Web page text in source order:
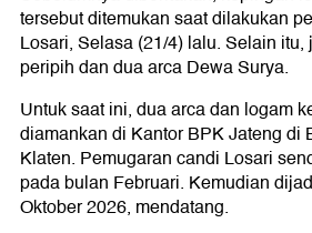
tersebut ditemukan saat dilakukan
Losari, Selasa (21/4) lalu. Selain itu,
peripih dan dua arca Dewa Surya.
Untuk saat ini, dua arca dan logam
diamankan di Kantor BPK Jateng di
Klaten. Pemugaran candi Losari
pada bulan Februari. Kemudian
Oktober 2026, mendatang.